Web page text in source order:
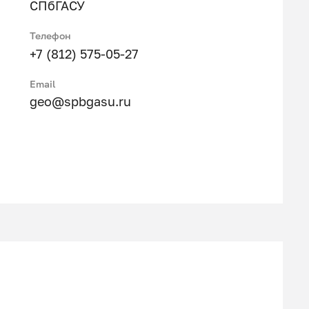
СПбГАСУ
Телефон
+7 (812) 575-05-27
Email
geo@spbgasu.ru